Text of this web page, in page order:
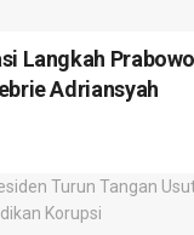
Langkah
Adriansyah